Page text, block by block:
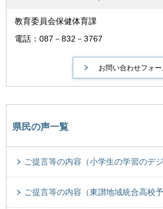
教育委員会保健体育課
電話：087－832－3767
県民の声一覧
ご提言等の内容（小学生の学習のデ
ご提言等の内容（東讃地域統合高校